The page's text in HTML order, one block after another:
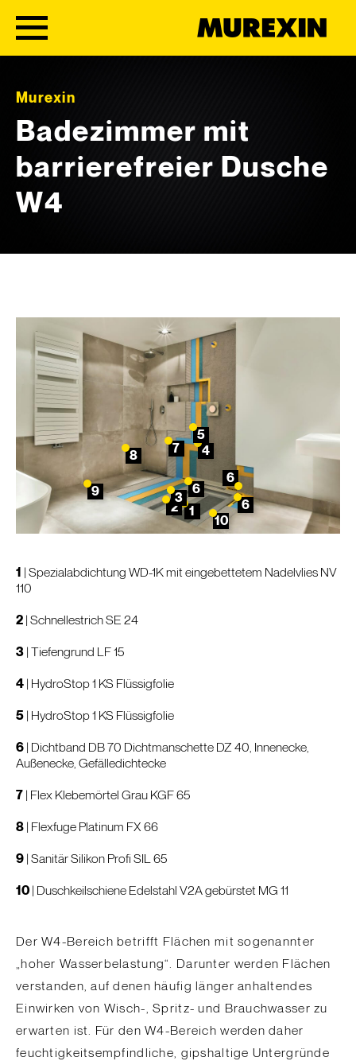
Murexin
Badezimmer mit
barrierefreier Dusche
W4
1
2
3
4
5
6
6
6
7
8
9
10
1 Spezialabdichtung WD-1Kmit eingebettetem Nadelvlies NV
110
2 Schnellestrich SE 24
3 Tiefengrund LF 15
4 HydroStop 1 KS Flüssigfolie
5 HydroStop 1 KS Flüssigfolie
6 Dichtband DB 70 Dichtmanschette DZ 40, Innenecke,
Außenecke, Gefälledichtecke
7 Flex Klebemörtel Grau KGF 65
8 Flexfuge Platinum FX 66
9 Sanitär Silikon Profi SIL 65
10 Duschkeilschiene Edelstahl V2A gebürstet MG 11
Der W4-Bereich betrifft Flächen mit sogenannter
„hoher Wasserbelastung“. Darunter werden Flächen
verstanden, auf denen häufig länger anhaltendes
Einwirken von Wisch-, Spritz- und Brauchwasser zu
erwarten ist. Für den W4-Bereich werden daher
feuchtigkeitsempfindliche, gipshaltige Untergründe